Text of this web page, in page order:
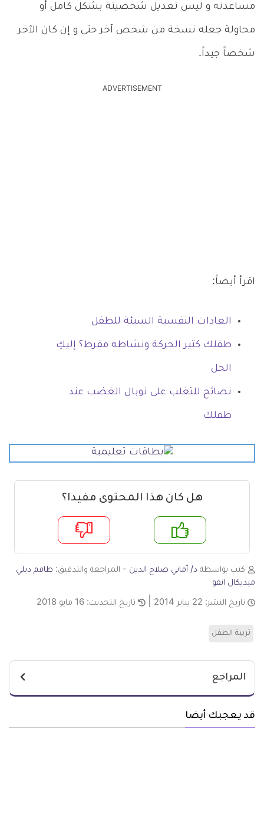
مساعدته و ليس تعديل شخصيتة بشكل كامل أو
محاولة جعله نسخة من شخص آخر حتى و إن كان الآخر
شخصاً جيداً.
ADVERTISEMENT
اقرأ أيضاً:
العادات النفسية السيئة للطفل
طفلك كثير الحركة ونشاطه مفرط؟ إليكِ
الحل
نصائح للتغلب على نوبال الغضب عند
طفلك
هل كان هذا المحتوى مفيدا؟
لا
كتب بواسطة د/ أماني صلاح الدين - المراجعة والتدقيق: طاقم ديلي
ميديكال انفو
تاريخ النشر: 22 يناير 2014 تاريخ التحديث: 16 مايو 2018
تربية الطفل
المراجع
قد يعجبك أيضا